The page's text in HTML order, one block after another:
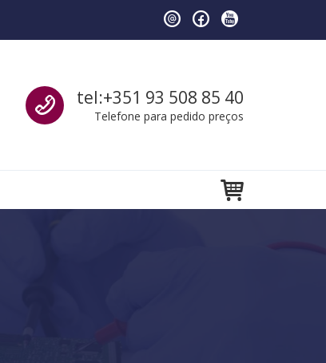
Call us
tel:+351 93 508 85 40
Telefone para pedido preços